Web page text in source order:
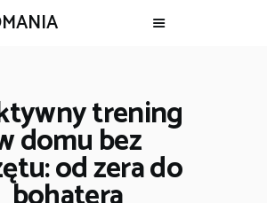
trening
domu bez
od zera do